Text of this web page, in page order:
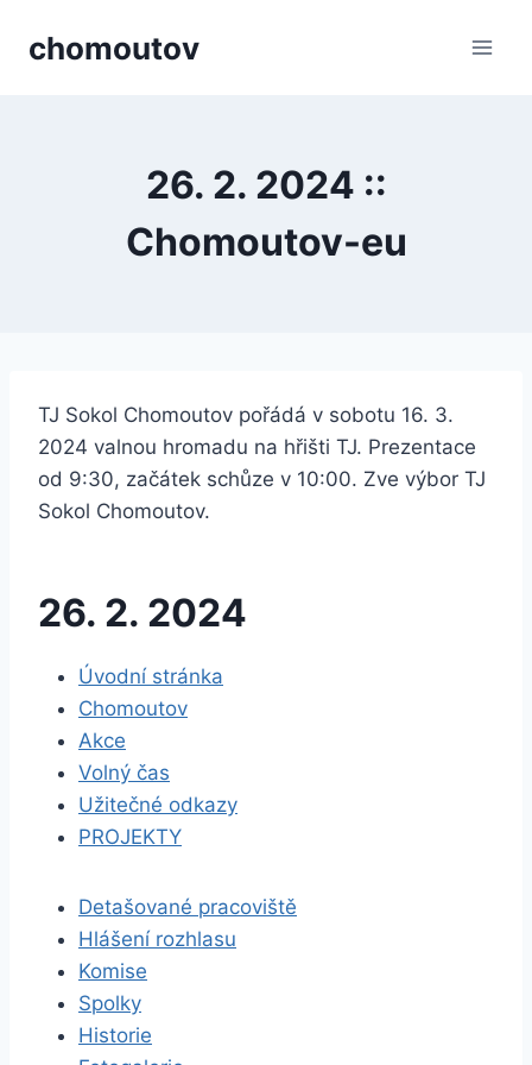
chomoutov
26. 2. 2024 ::
Chomoutov-eu
TJ Sokol Chomoutov pořádá v sobotu 16. 3.
2024 valnou hromadu na hřišti TJ. Prezentace
od 9:30, začátek schůze v 10:00. Zve výbor TJ
Sokol Chomoutov.
26. 2. 2024
Úvodní stránka
Chomoutov
Akce
Volný čas
Užitečné odkazy
PROJEKTY
Detašované pracoviště
Hlášení rozhlasu
Komise
Spolky
Historie